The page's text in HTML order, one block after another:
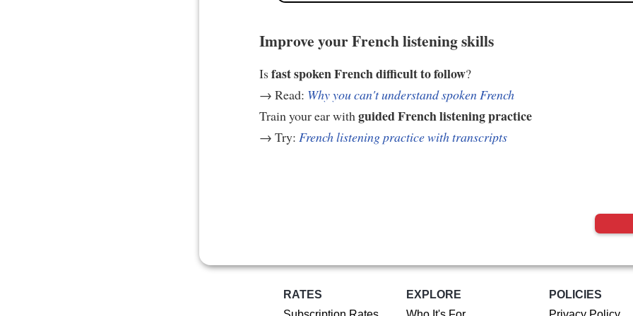
Improve your French listening skills
Isfast spoken French difficult to follow?
→ Read: Why you can't understand spoken French
Train your ear with guided French listening practice
→ Try: French listening practice with transcripts
RATES
EXPLORE
POLICIES